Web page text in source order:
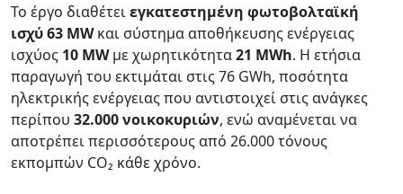
Το έργο διαθέτειεγκατεστημένη φωτοβολταϊκή
ισχύ 63 MWκαι σύστημα αποθήκευσης ενέργειας
ισχύος 10 MWμε χωρητικότητα21 MWh. Η ετήσια
παραγωγή του εκτιμάται στις 76 GWh, ποσότητα
ηλεκτρικής ενέργειας που αντιστοιχεί στις ανάγκες
περίπου 32.000 νοικοκυριών, ενώ αναμένεται να
αποτρέπει περισσότερους από 26.000 τόνους
εκπομπών CO₂ κάθε χρόνο.